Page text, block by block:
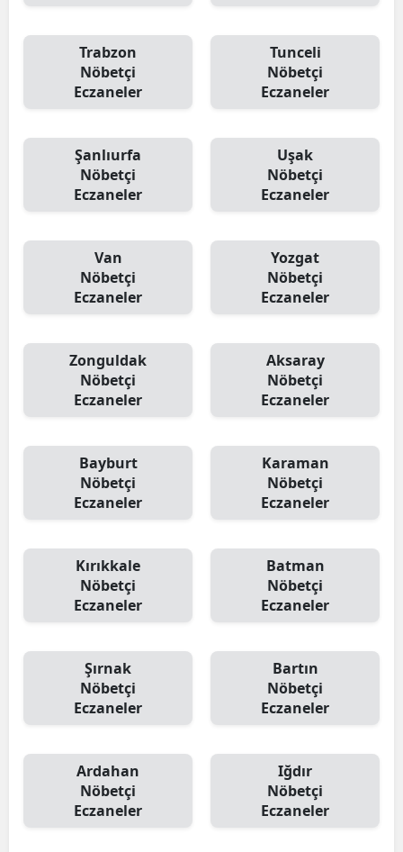
Trabzon
Nöbetçi
Eczaneler
Tunceli
Nöbetçi
Eczaneler
Şanlıurfa
Nöbetçi
Eczaneler
Uşak
Nöbetçi
Eczaneler
Van
Nöbetçi
Eczaneler
Yozgat
Nöbetçi
Eczaneler
Zonguldak
Nöbetçi
Eczaneler
Aksaray
Nöbetçi
Eczaneler
Bayburt
Nöbetçi
Eczaneler
Karaman
Nöbetçi
Eczaneler
Kırıkkale
Nöbetçi
Eczaneler
Batman
Nöbetçi
Eczaneler
Şırnak
Nöbetçi
Eczaneler
Bartın
Nöbetçi
Eczaneler
Ardahan
Nöbetçi
Eczaneler
Iğdır
Nöbetçi
Eczaneler